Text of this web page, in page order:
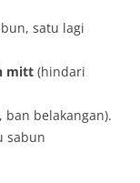
satu lagi
mitt (hindari
ban belakangan).
sabun